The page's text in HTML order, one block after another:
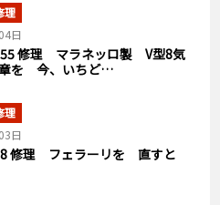
理
日
修理 マラネッロ製 V型8気
を 今、いちど…
理
日
修理 フェラーリを 直すと